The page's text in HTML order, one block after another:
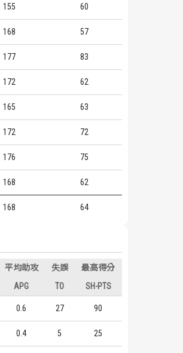
155 60
168 57
177 83
172 62
165 63
172 72
176 75
168 62
168 64
平均助攻 失誤 最高得分
APG TO SH-PTS
0.6 27 90
0.4 5 25